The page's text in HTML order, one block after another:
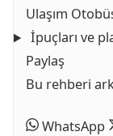
Ulaşım
İpuçları ve
Paylaş
Bu rehberi
WhatsApp